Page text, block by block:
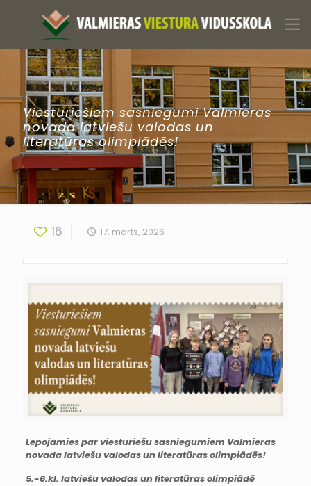
Viesturiešiem sasniegumi Valmieras
novada latviešu valodas un
literatūras olimpiādēs!
16 17. marts, 2026
Lepojamies par viesturiešu sasniegumiem Valmieras
novada latviešu valodas un literatūras olimpiādēs!
5.-6.kl. latviešu valodas un literatūras olimpiādē